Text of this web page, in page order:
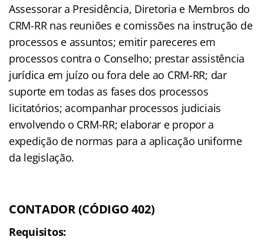
Assessorar a Presidência, Diretoria e Membros do
CRM-RR nas reuniões e comissões na instrução de
processos e assuntos; emitir pareceres em
processos contra o Conselho; prestar assistência
jurídica em juízo ou fora dele ao CRM-RR; dar
suporte em todas as fases dos processos
licitatórios; acompanhar processos judiciais
envolvendo o CRM-RR; elaborar e propor a
expedição de normas para a aplicação uniforme
da legislação.
CONTADOR (CÓDIGO 402)
Requisitos: